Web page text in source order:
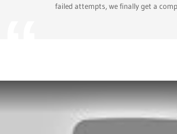
failed attempts, we finally get a